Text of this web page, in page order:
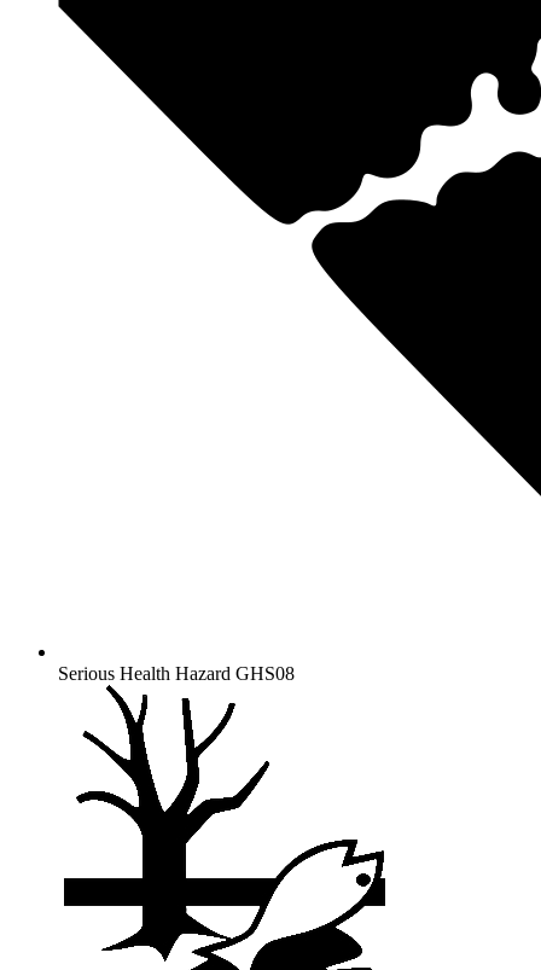
Serious Health Hazard GHS08